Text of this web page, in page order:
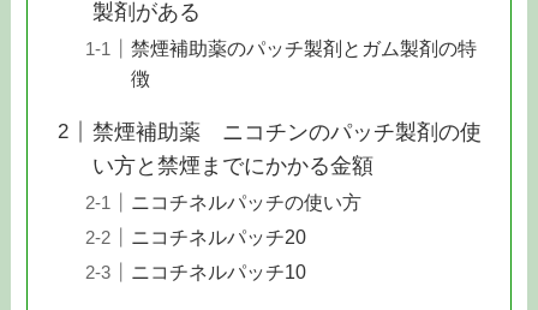
製剤がある
禁煙補助薬のパッチ製剤とガム製剤の特
徴
禁煙補助薬 ニコチンのパッチ製剤の使
い方と禁煙までにかかる金額
ニコチネルパッチの使い方
ニコチネルパッチ20
ニコチネルパッチ10